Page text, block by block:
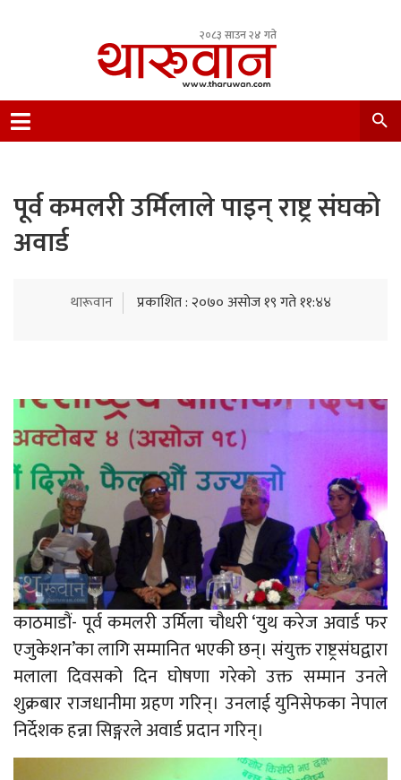
२०८३ साउन २४ गते
Nepal.
पूर्व कमलरी उर्मिलाले पाइन् राष्ट्र संघको
अवार्ड
थारूवान प्रकाशित : २०७० असोज १९ गते ११:४४
काठमाडौं- पूर्व कमलरी उर्मिला चौधरी ‘युथ करेज अवार्ड फर
एजुकेशन’का लागि सम्मानित भएकी छन्। संयुक्त राष्ट्रसंघद्वारा
मलाला दिवसको दिन घोषणा गरेको उक्त सम्मान उनले
शुक्रबार राजधानीमा ग्रहण गरिन्। उनलाई युनिसेफका नेपाल
निर्देशक हन्ना सिङ्गरले अवार्ड प्रदान गरिन्।